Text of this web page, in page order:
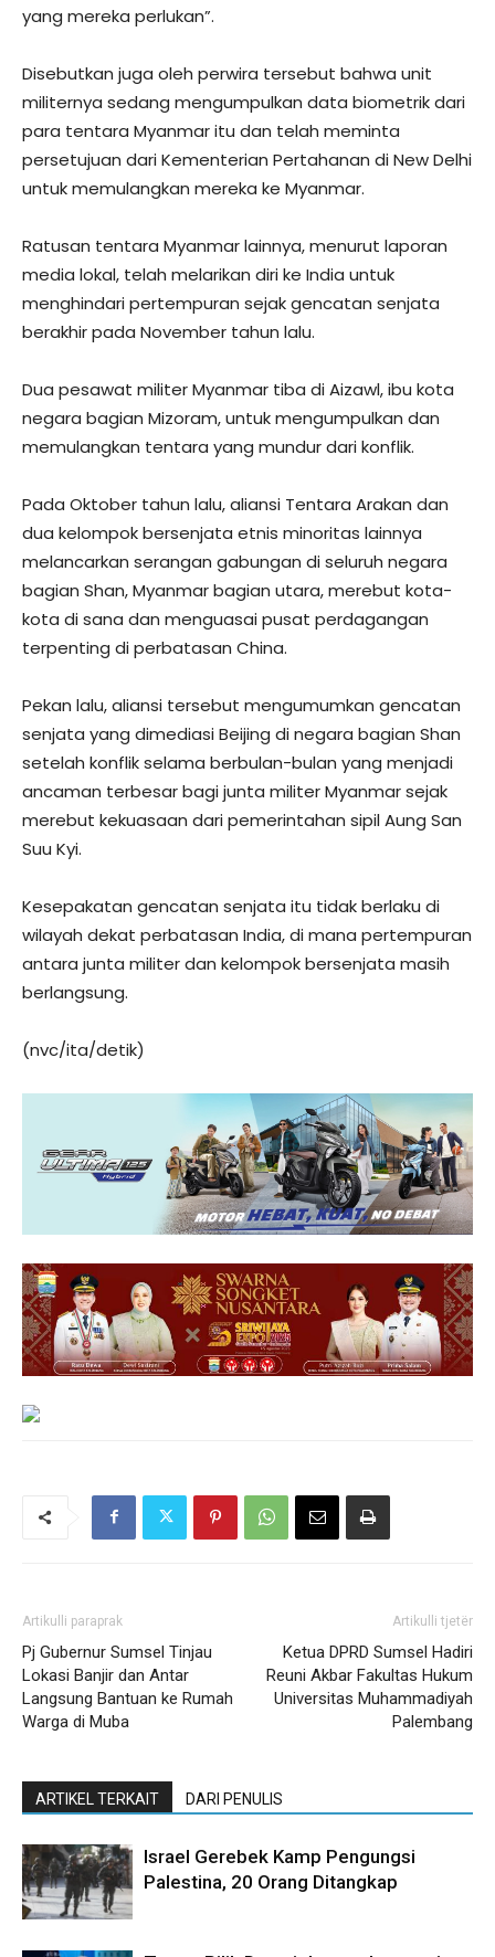
yang mereka perlukan”.
Disebutkan juga oleh perwira tersebut bahwa unit
militernya sedang mengumpulkan data biometrik dari
para tentara Myanmar itu dan telah meminta
persetujuan dari Kementerian Pertahanan di New Delhi
untuk memulangkan mereka ke Myanmar.
Ratusan tentara Myanmar lainnya, menurut laporan
media lokal, telah melarikan diri ke India untuk
menghindari pertempuran sejak gencatan senjata
berakhir pada November tahun lalu.
Dua pesawat militer Myanmar tiba di Aizawl, ibu kota
negara bagian Mizoram, untuk mengumpulkan dan
memulangkan tentara yang mundur dari konflik.
Pada Oktober tahun lalu, aliansi Tentara Arakan dan
dua kelompok bersenjata etnis minoritas lainnya
melancarkan serangan gabungan di seluruh negara
bagian Shan, Myanmar bagian utara, merebut kota-
kota di sana dan menguasai pusat perdagangan
terpenting di perbatasan China.
Pekan lalu, aliansi tersebut mengumumkan gencatan
senjata yang dimediasi Beijing di negara bagian Shan
setelah konflik selama berbulan-bulan yang menjadi
ancaman terbesar bagi junta militer Myanmar sejak
merebut kekuasaan dari pemerintahan sipil Aung San
Suu Kyi.
Kesepakatan gencatan senjata itu tidak berlaku di
wilayah dekat perbatasan India, di mana pertempuran
antara junta militer dan kelompok bersenjata masih
berlangsung.
(nvc/ita/detik)
Artikulli paraprak
Pj Gubernur Sumsel Tinjau
Lokasi Banjir dan Antar
Langsung Bantuan ke Rumah
Warga di Muba
Artikulli tjetër
Ketua DPRD Sumsel Hadiri
Reuni Akbar Fakultas Hukum
Universitas Muhammadiyah
Palembang
ARTIKEL TERKAIT DARI PENULIS
Israel Gerebek Kamp Pengungsi
Palestina, 20 Orang Ditangkap